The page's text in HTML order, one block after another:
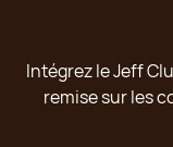
Intégrez le Jeff
remise sur les